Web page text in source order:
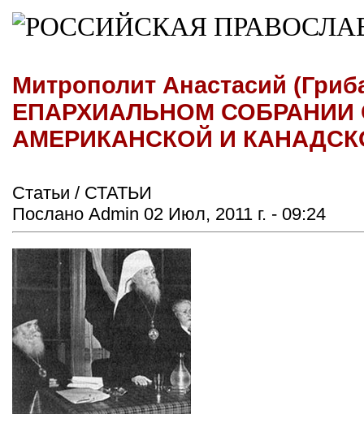
Митрополит Анастасий
ЕПАРХИАЛЬНОМ СОБРАНИИ
АМЕРИКАНСКОЙ И
Статьи / СТАТЬИ
Послано Admin 02 Июл, 2011 г. - 09:24